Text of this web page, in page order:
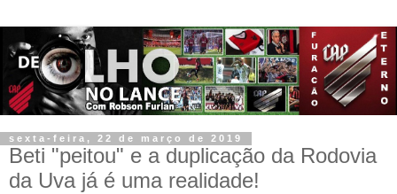
sexta-feira, 22 de março de 2019
Beti "peitou" e a duplicação da Rodovia
da Uva já é uma realidade!